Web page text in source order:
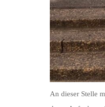
An dieser Stelle